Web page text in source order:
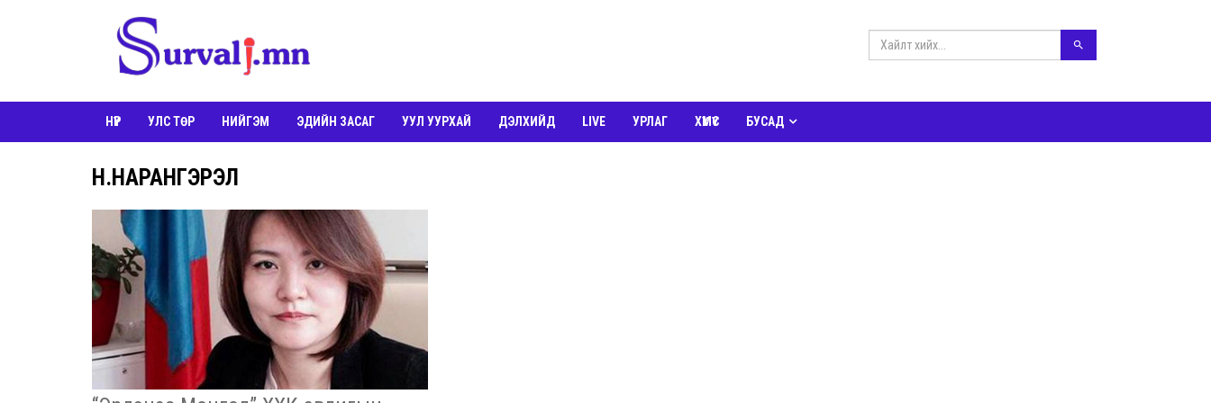
НҮҮР УЛС ТӨР НИЙГЭМ ЭДИЙН ЗАСАГ УУЛ УУРХАЙ ДЭЛХИЙД LIVE УРЛАГ ХҮМҮҮС БУСАД
Н.НАРАНГЭРЭЛ